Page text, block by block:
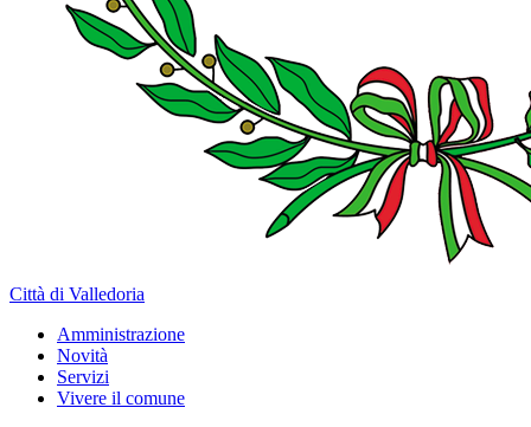
Città di Valledoria
Amministrazione
Novità
Servizi
Vivere il comune